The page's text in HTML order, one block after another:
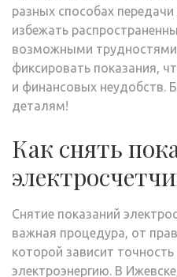
разных способах
избежать
возможными
фиксировать показания,
и финансовых неудобств.
деталям!
Как снять
Снятие показаний
важная процедура, от
которой зависит
электроэнергию. В